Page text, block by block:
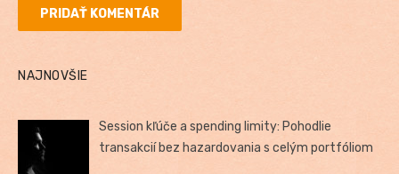
NAJNOVŠIE
Session kľúče a spending limity: Pohodlie
transakcií bez hazardovania s celým portfóliom